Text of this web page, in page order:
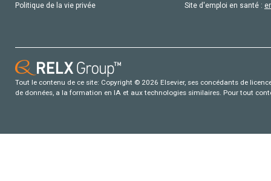
Politique de la vie privée
Site d'emploi en santé :
Tout le contenu de ce site: Copyright © 2026 Elsevier, ses concédants de
de données, a la formation en IA et aux technologies similaires. Pour tout